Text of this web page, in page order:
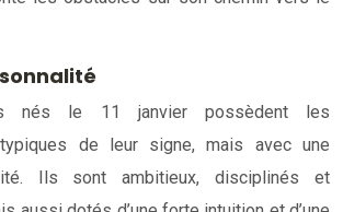
nés le 11 janvier possèdent les
de leur signe, mais avec une
Ils sont ambitieux, disciplinés et